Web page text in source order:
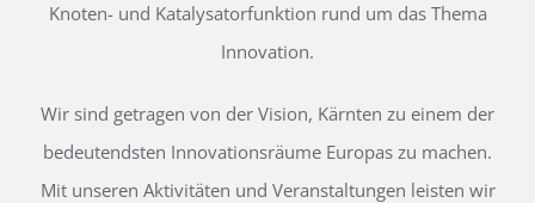
Knoten- und Katalysatorfunktion rund um das Thema
Innovation.
Wir sind getragen von der Vision, Kärnten zu einem der
bedeutendsten Innovationsräume Europas zu machen.
Mit unseren Aktivitäten und Veranstaltungen leisten wir